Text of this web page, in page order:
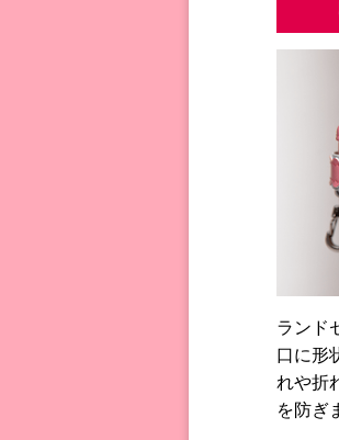
ランド
口に形
れや折
を防ぎ